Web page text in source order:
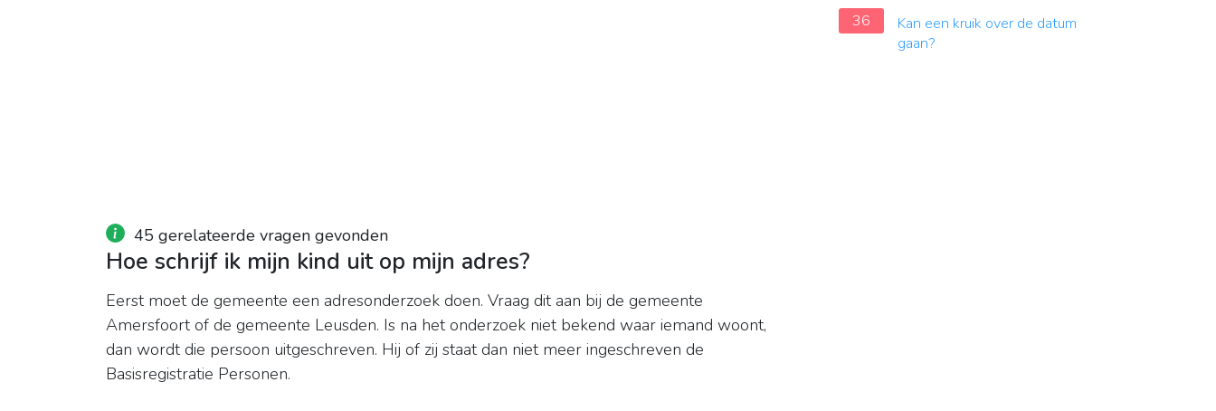
45 gerelateerde vragen gevonden
Hoe schrijf ik mijn kind uit op mijn adres?
Eerst moet de gemeente een adresonderzoek doen. Vraag dit aan bij de gemeente
Amersfoort of de gemeente Leusden. Is na het onderzoek niet bekend waar iemand woont,
dan wordt die persoon uitgeschreven. Hij of zij staat dan niet meer ingeschreven de
Basisregistratie Personen.
36
Kan een kruik over de datum
gaan?